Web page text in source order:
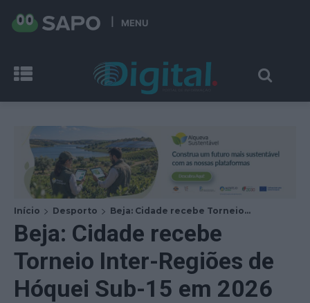
MENU
Início Desporto Beja: Cidade recebe Torneio...
Beja: Cidade recebe
Torneio Inter-Regiões de
Hóquei Sub-15 em 2026